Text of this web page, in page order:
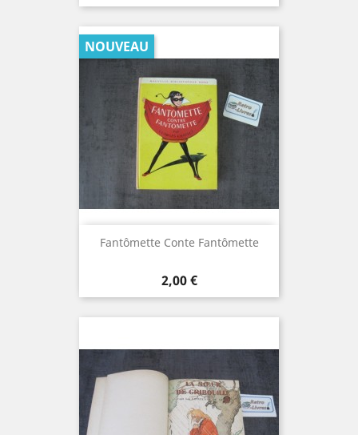
Fantômette Conte Fantômette
Prix
2,00 €
NOUVEAU